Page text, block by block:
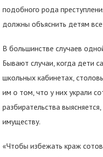
подобного рода
должны объяснить детям
В большинстве случаев
Бывают случаи, когда дети
школьных кабинетах,
им о том, что у них украли
разбирательства
имуществу.
«Чтобы избежать краж